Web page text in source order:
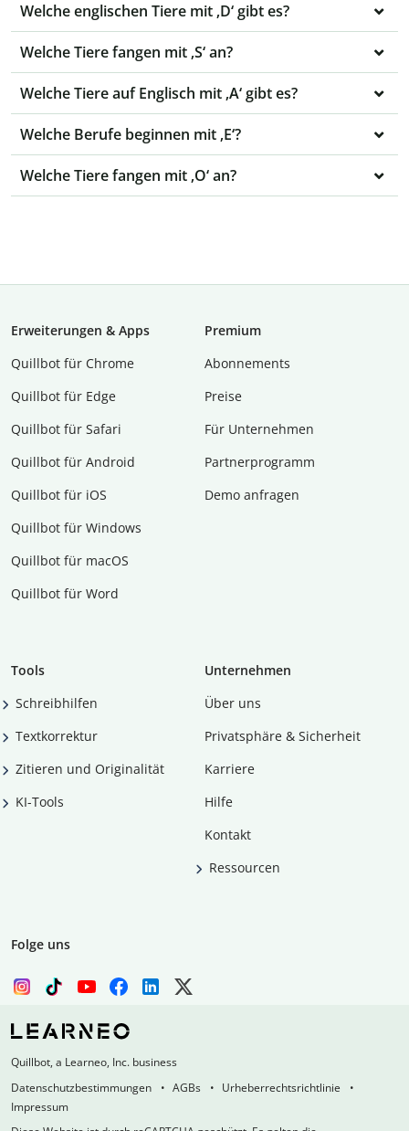
Welche englischen Tiere mit ‚D‘ gibt es?
Welche Tiere fangen mit ‚S‘ an?
Welche Tiere auf Englisch mit ‚A‘ gibt es?
Welche Berufe beginnen mit ‚E‘?
Welche Tiere fangen mit ‚O‘ an?
Erweiterungen & Apps
Quillbot für Chrome
Quillbot für Edge
Quillbot für Safari
Quillbot für Android
Quillbot für iOS
Quillbot für Windows
Quillbot für macOS
Quillbot für Word
Premium
Abon­ne­ments
Preise
Für Unternehmen
Partnerprogramm
Demo anfragen
Tools
Schreibhilfen
Textkorrektur
Zitieren und Originalität
KI-Tools
Unternehmen
Über uns
Privatsphäre & Sicherheit
Karriere
Hilfe
Kontakt
Ressourcen
Folge uns
Quillbot, a Learneo, Inc. business
Datenschutzbestimmungen
AGBs
Urheberrechtsrichtlinie
Impressum